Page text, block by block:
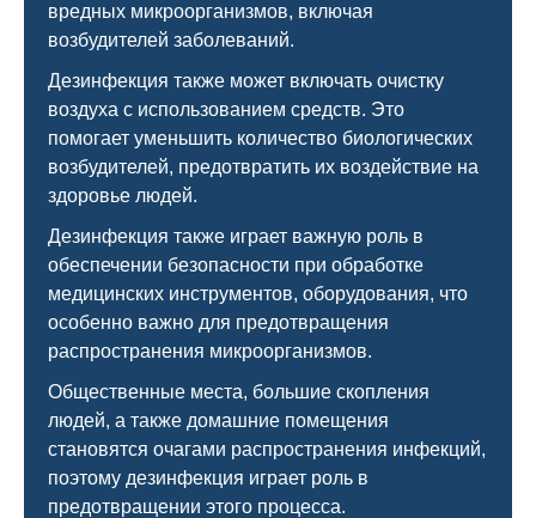
вредных микроорганизмов, включая
возбудителей заболеваний.
Дезинфекция также может включать очистку
воздуха с использованием средств. Это
помогает уменьшить количество биологических
возбудителей, предотвратить их воздействие на
здоровье людей.
Дезинфекция также играет важную роль в
обеспечении безопасности при обработке
медицинских инструментов, оборудования, что
особенно важно для предотвращения
распространения микроорганизмов.
Общественные места, большие скопления
людей, а также домашние помещения
становятся очагами распространения инфекций,
поэтому дезинфекция играет роль в
предотвращении этого процесса.